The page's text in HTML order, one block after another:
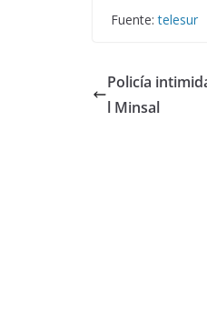
Fuente:telesur
Policía
l Minsal